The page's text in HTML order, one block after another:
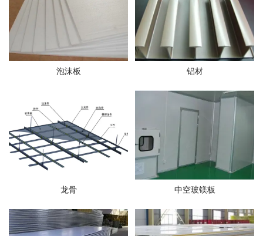
泡沫板 铝材
龙骨 中空玻镁板